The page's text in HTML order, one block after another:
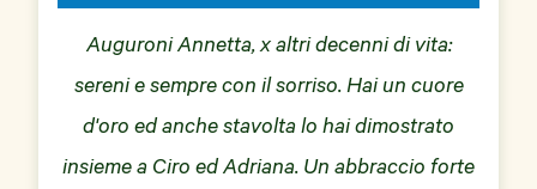
Auguroni Annetta, x altri decenni di vita:
sereni e sempre con il sorriso. Hai un cuore
d'oro ed anche stavolta lo hai dimostrato
insieme a Ciro ed Adriana. Un abbraccio forte